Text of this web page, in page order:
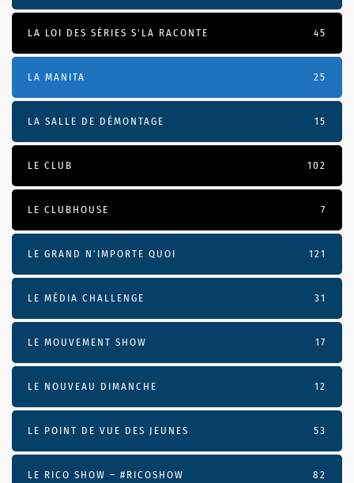
LA LOI DES SÉRIES S'LA RACONTE 45
LA MANITA 25
LA SALLE DE DÉMONTAGE 15
LE CLUB 102
LE CLUBHOUSE 7
LE GRAND N’IMPORTE QUOI 121
LE MÉDIA CHALLENGE 31
LE MOUVEMENT SHOW 17
LE NOUVEAU DIMANCHE 12
LE POINT DE VUE DES JEUNES 53
LE RICO SHOW – #RICOSHOW 82